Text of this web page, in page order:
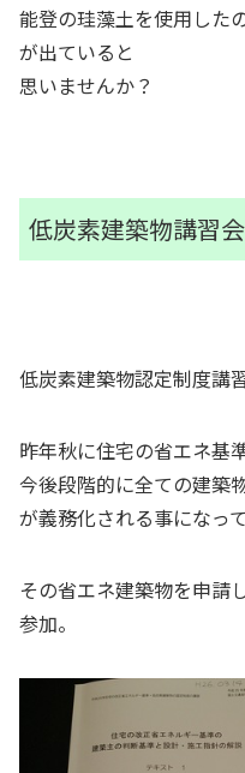
能登の珪藻土を使用した
が出ていると
思いませんか？
低炭素建築物講習会
低炭素建築物認定制度講
昨年秋に住宅の省エネ基
今後段階的に全ての建築
が義務化される事になっ
その省エネ建築物を申請
参加。